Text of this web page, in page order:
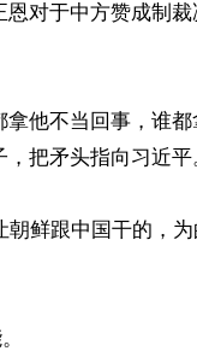
对于中方赞成制
他不当回事，谁
把矛头指向习近平
鲜跟中国干的，